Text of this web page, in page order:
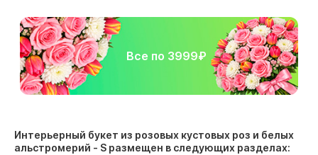
Все по 3999₽
Интерьерный букет из розовых кустовых роз и белых
альстромерий - S размещен в следующих разделах: